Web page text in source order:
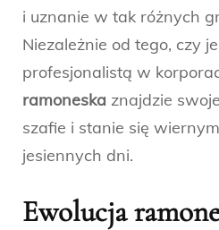
i uznanie w tak różnych
Niezależnie od tego, czy
profesjonalistą w
ramoneska znajdzie
szafie i stanie się
jesiennych dni.
Ewolucja